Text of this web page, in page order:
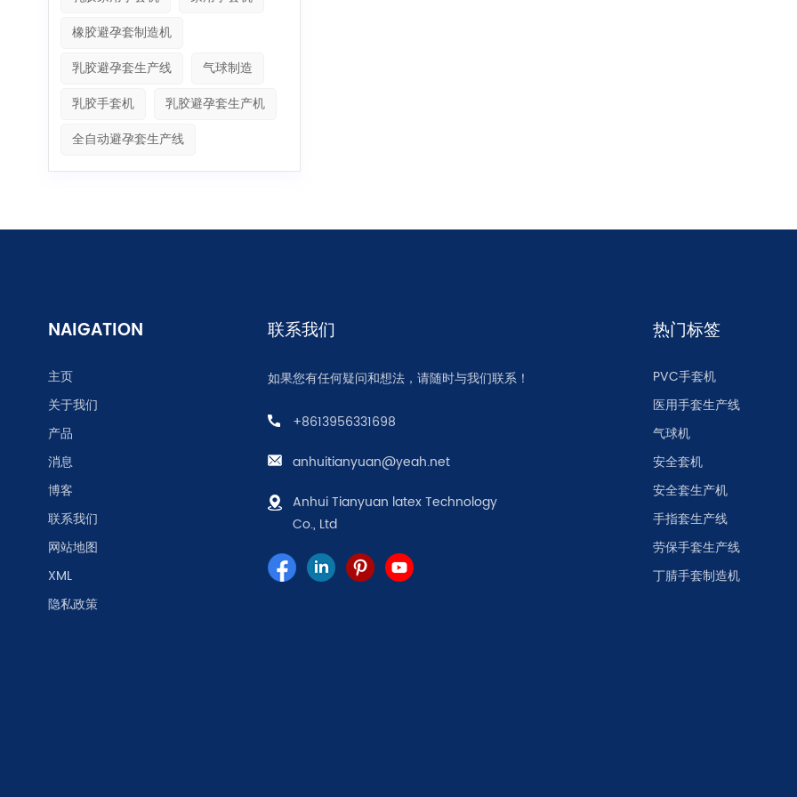
橡胶避孕套制造机
乳胶避孕套生产线
气球制造
乳胶手套机
乳胶避孕套生产机
全自动避孕套生产线
NAIGATION
主页
关于我们
产品
消息
博客
联系我们
网站地图
XML
隐私政策
联系我们
如果您有任何疑问和想法，请随时与我们联系！
+8613956331698
anhuitianyuan@yeah.net
Anhui Tianyuan latex Technology
Co., Ltd
热门标签
PVC手套机
医用手套生产线
气球机
安全套机
安全套生产机
手指套生产线
劳保手套生产线
丁腈手套制造机